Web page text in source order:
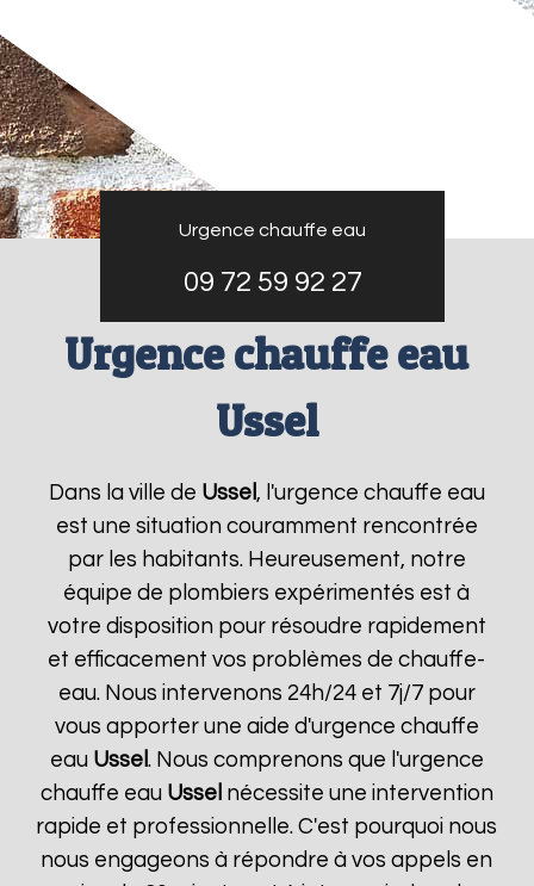
Urgence chauffe eau
09 72 59 92 27
Urgence chauffe eau
Ussel
Dans la ville de Ussel , l'urgence chauffe eau
est une situation couramment rencontrée
par les habitants. Heureusement, notre
équipe de plombiers expérimentés est à
votre disposition pour résoudre rapidement
et efficacement vos problèmes de chauffe-
eau. Nous intervenons 24h/24 et 7j/7 pour
vous apporter une aide d'urgence chauffe
eau Ussel . Nous comprenons que l'urgence
chauffe eau Ussel nécessite une intervention
rapide et professionnelle. C'est pourquoi nous
nous engageons à répondre à vos appels en